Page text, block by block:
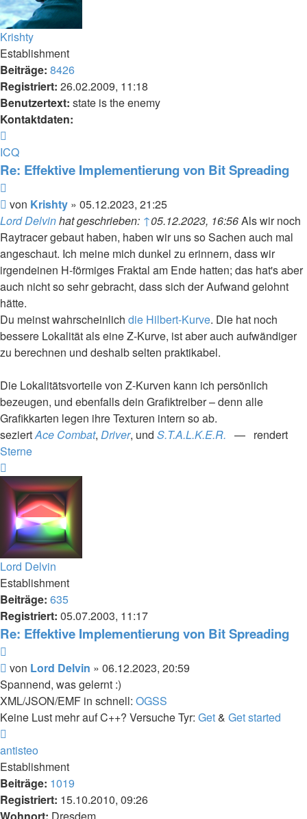
Krishty
Establishment
Beiträge: 8426
Registriert: 26.02.2009, 11:18
Benutzertext: state is the enemy
Kontaktdaten:
von
Krishty
ICQ
Re: Effektive Implementierung von Bit Spreading
Beitrag
von Krishty » 05.12.2023, 21:25
Lord Delvinhat geschrieben: ↑05.12.2023, 16:56Als wir noch
Raytracer gebaut haben, haben wir uns so Sachen auch mal
angeschaut. Ich meine mich dunkel zu erinnern, dass wir
irgendeinen H-förmiges Fraktal am Ende hatten; das hat's aber
auch nicht so sehr gebracht, dass sich der Aufwand gelohnt
hätte.
Du meinst wahrscheinlich die Hilbert-Kurve. Die hat noch
bessere Lokalität als eine Z-Kurve, ist aber auch aufwändiger
zu berechnen und deshalb selten praktikabel.
Die Lokalitätsvorteile von Z-Kurven kann ich persönlich
bezeugen, und ebenfalls dein Grafiktreiber – denn alle
Grafikkarten legen ihre Texturen intern so ab.
seziertAce Combat, Driver, und S.T.A.L.K.E.R. — rendert
Sterne
oben
Lord Delvin
Establishment
Beiträge: 635
Registriert: 05.07.2003, 11:17
Re: Effektive Implementierung von Bit Spreading
Beitrag
von Lord Delvin » 06.12.2023, 20:59
Spannend, was gelernt :)
XML/JSON/EMF in schnell: OGSS
Keine Lust mehr auf C++? Versuche Tyr: Get& Get started
oben
antisteo
Establishment
Beiträge: 1019
Registriert: 15.10.2010, 09:26